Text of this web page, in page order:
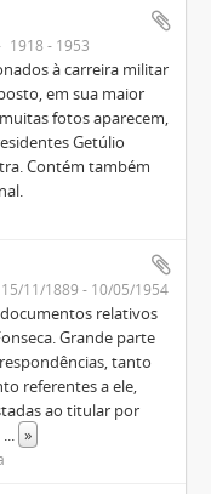
1918 - 1953
à carreira militar
em sua maior
fotos aparecem,
Getúlio
Contém também
15/11/1889 - 10/05/1954
relativos
Grande parte
tanto
referentes a ele,
ao titular por
... »